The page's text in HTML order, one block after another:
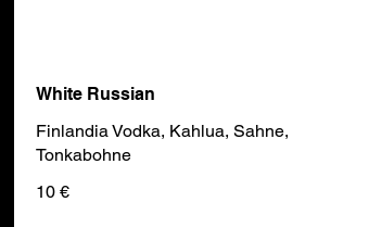
White Russian
Finlandia Vodka, Kahlua, Sahne,
Tonkabohne
10 €